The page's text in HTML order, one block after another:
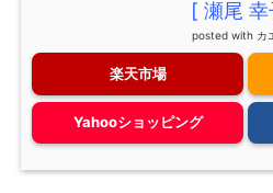
[ 瀬尾 幸
posted with カ
楽天市場
Yahooショッピング